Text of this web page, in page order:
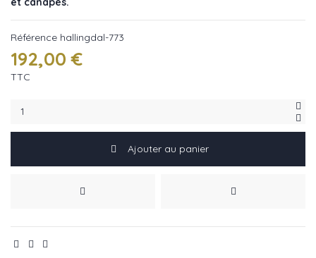
Référence hallingdal-773
192,00 €
TTC
Ajouter au panier